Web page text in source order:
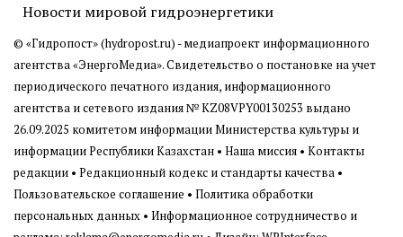
Новости мировой гидроэнергетики
© «Гидропост» (hydropost.ru) - медиапроект информационного
агентства«ЭнергоМедиа». Свидетельство о постановке на учет
периодического печатного издания, информационного
агентства и сетевого издания № KZ08VPY00130253 выдано
26.09.2025 комитетом информации Министерства культуры и
информации Республики Казахстан • Наша миссия • Контакты
редакции • Редакционный кодекс и стандарты качества •
Пользовательское соглашение • Политика обработки
персональных данных • Информационное сотрудничество и